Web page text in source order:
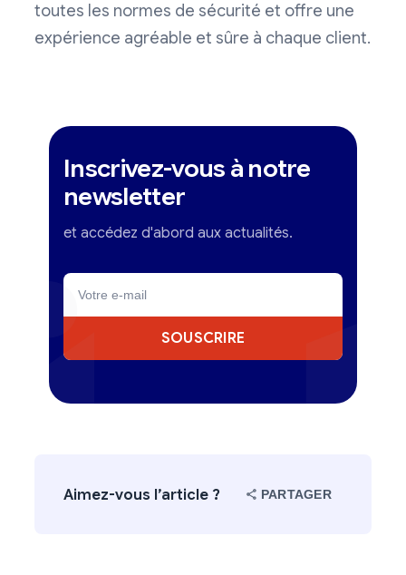
toutes les normes de sécurité et offre une
expérience agréable et sûre à chaque client.
Inscrivez-vous à notre
newsletter
et accédez d'abord aux actualités.
SOUSCRIRE
Aimez-vous l’article ? PARTAGER